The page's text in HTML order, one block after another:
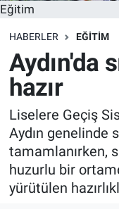
Eğitim
HABERLER EĞITIM
Aydın'da
hazır
Liselere Geçiş
Aydın genelinde
tamamlanırken,
huzurlu bir
yürütülen